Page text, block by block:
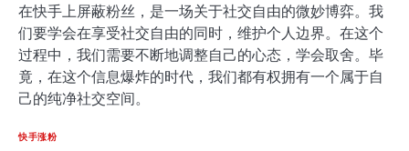
在快手上屏蔽粉丝，是一场关于社交自由的微妙博弈。我
们要学会在享受社交自由的同时，维护个人边界。在这个
过程中，我们需要不断地调整自己的心态，学会取舍。毕
竟，在这个信息爆炸的时代，我们都有权拥有一个属于自
己的纯净社交空间。
快手涨粉